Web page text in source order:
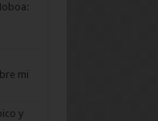
mi
y